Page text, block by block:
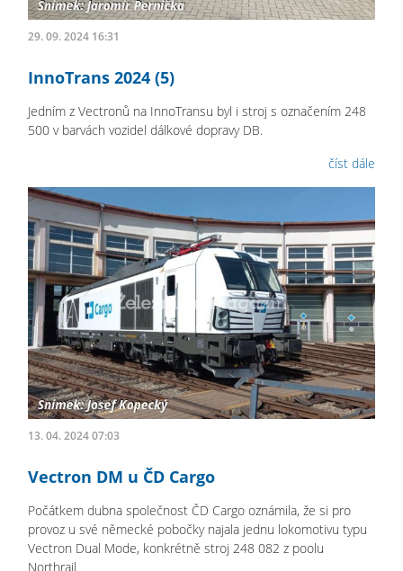
29. 09. 2024 16:31
InnoTrans 2024 (5)
Jedním z Vectronů na InnoTransu byl i stroj s označením 248
500 v barvách vozidel dálkové dopravy DB.
číst dále
13. 04. 2024 07:03
Vectron DM u ČD Cargo
Počátkem dubna společnost ČD Cargo oznámila, že si pro
provoz u své německé pobočky najala jednu lokomotivu typu
Vectron Dual Mode, konkrétně stroj 248 082 z poolu
Northrail.